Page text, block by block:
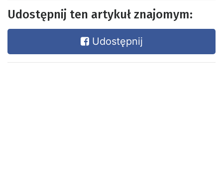
Udostępnij ten artykuł znajomym:
Udostępnij